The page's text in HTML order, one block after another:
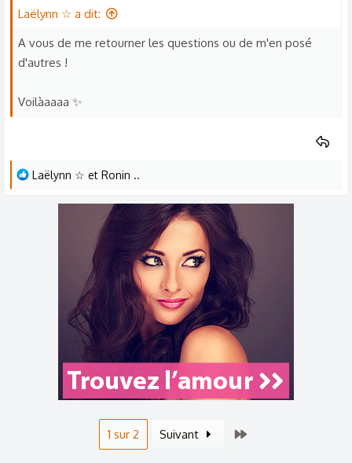
Laëlynn ☆ a dit:
A vous de me retourner les questions ou de m'en posé
d'autres !
Voilàaaaa ✨
LLaëlynn ☆ et Ronin ..
1 sur 2 Suivant